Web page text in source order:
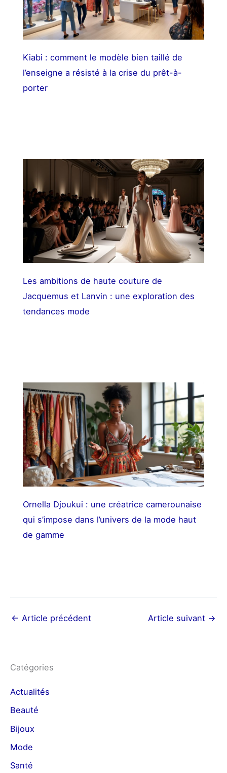
Kiabi : comment le modèle bien taillé de
l’enseigne a résisté à la crise du prêt-à-
porter
Les ambitions de haute couture de
Jacquemus et Lanvin : une exploration des
tendances mode
Ornella Djoukui : une créatrice camerounaise
qui s’impose dans l’univers de la mode haut
de gamme
← Article précédent Article suivant →
Catégories
Actualités
Beauté
Bijoux
Mode
Santé